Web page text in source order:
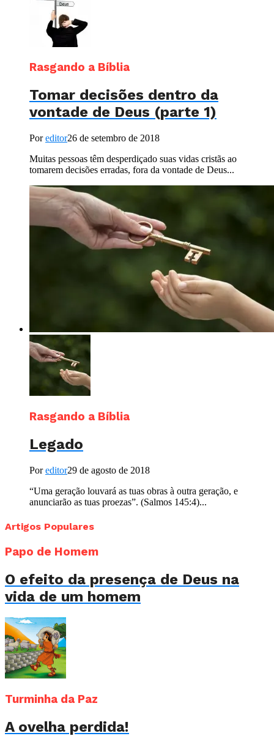
Rasgando a Bíblia
Tomar decisões dentro da
vontade de Deus (parte 1)
Poreditor26 de setembro de 2018
Muitas pessoas têm desperdiçado suas vidas cristãs ao
tomarem decisões erradas, fora da vontade de Deus...
Rasgando a Bíblia
Legado
Poreditor29 de agosto de 2018
“Uma geração louvará as tuas obras à outra geração, e
anunciarão as tuas proezas”. (Salmos 145:4)...
Artigos Populares
Papo de Homem
O efeito da presença de Deus na
vida de um homem
Turminha da Paz
A ovelha perdida!